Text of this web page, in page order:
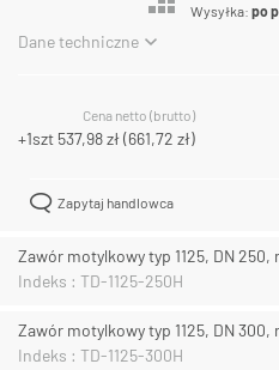
Wysyłka: po
Dane techniczne
Cena netto (brutto)
+1szt 537,98 zł(661,72 zł)
Zapytaj handlowca
Zawór motylkowy typ 1125, DN 250,
Indeks : TD-1125-250H
Zawór motylkowy typ 1125, DN 300,
Indeks : TD-1125-300H